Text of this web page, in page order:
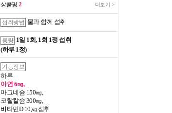
상품평 2 더보기 >
섭취방법 물과 함께 섭취
용량 1일 1회, 1회 1정 섭취
(하루 1정)
기능정보
하루
아연 6㎎,
마그네슘 150㎎,
코랄칼슘 300㎎,
비타민D 10㎍ 섭취